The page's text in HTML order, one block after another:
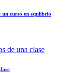
curso en equlibrio